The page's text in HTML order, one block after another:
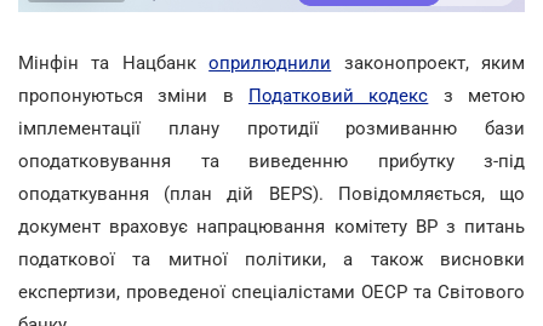
Мінфін та Нацбанкоприлюднили законопроект, яким
пропонуються зміни в Податковий кодекс з метою
імплементації плану протидії розмиванню бази
оподатковування та виведенню прибутку з-під
оподаткування (план дій BEPS). Повідомляється, що
документ враховує напрацювання комітету ВР з питань
податкової та митної політики, а також висновки
експертизи, проведеної спеціалістами ОЕСР та Світового